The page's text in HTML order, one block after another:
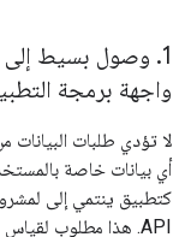
1
. وصول بسيط إلى
واجهة برمجة
لا تؤدي طلبات
أي بيانات خاصة
API. هذا مطلوب لقياس استخدام المشروع لأغراض المحاسبة.